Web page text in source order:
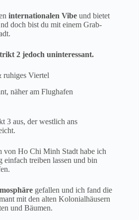
internationalen Vibe und bietet
doch bist du mit einem Grab-
2 jedoch uninteressant.
ruhiges Viertel
näher am Flughafen
3 aus, der westlich ans
von Ho Chi Minh Stadt habe ich
einfach treiben lassen und bin
gefallen und ich fand die
mit den alten Kolonialhäusern
und Bäumen.